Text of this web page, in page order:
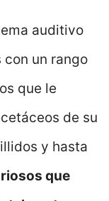
auditivo
un rango
que le
de su
y hasta
que